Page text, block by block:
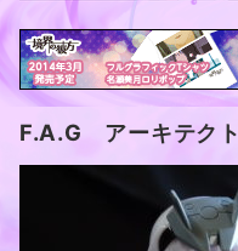
F.A.G アーキテクト